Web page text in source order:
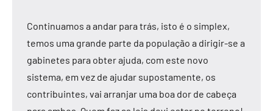
Continuamos a andar para trás, isto é o simplex,
temos uma grande parte da população a dirigir-se a
gabinetes para obter ajuda, com este novo
sistema, em vez de ajudar supostamente, os
contribuintes, vai arranjar uma boa dor de cabeça